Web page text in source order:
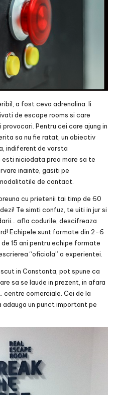
a fost ceva adrenalina. Ii
de escape rooms si care
Pentru cei care ajung in
sa nu fie ratat, un obiectiv
indiferent de varsta
niciodata prea mare sa te
inainte, gasiti pe
de contact.
cu prietenii tai timp de 60
Te simti confuz, te uiti in jur si
afla codurile, descifreaza
Echipele sunt formate din 2-6
15 ani pentru echipe formate
“oficiala” a experientei.
in Constanta, pot spune ca
sa se laude in prezent, in afara
centre comerciale. Cei de la
adauga un punct important pe